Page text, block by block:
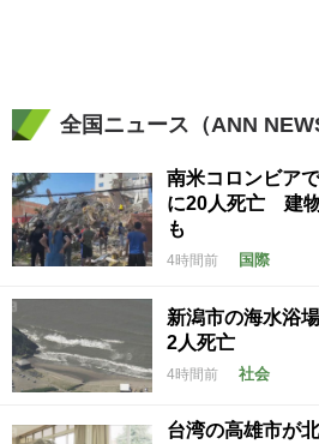
全国ニュース（ANN
南米コロンビア
に20人死亡 建
も
4時間前 国際
新潟市の海水浴
2人死亡
4時間前 社会
台湾の高雄市が